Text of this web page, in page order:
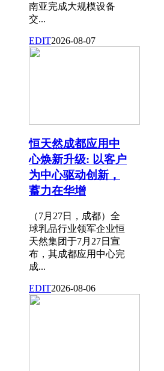
南亚完成大规模设备
交...
EDIT2026-08-07
恒天然成都应用中
心焕新升级: 以客户
为中心驱动创新，
蓄力在华增
（7月27日，成都）全
球乳品行业领军企业恒
天然集团于7月27日宣
布，其成都应用中心完
成...
EDIT2026-08-06